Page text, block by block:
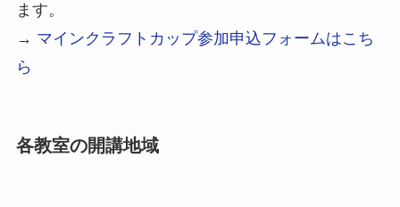
ます。
→ マインクラフトカップ参加申込フォームはこち
ら
各教室の開講地域